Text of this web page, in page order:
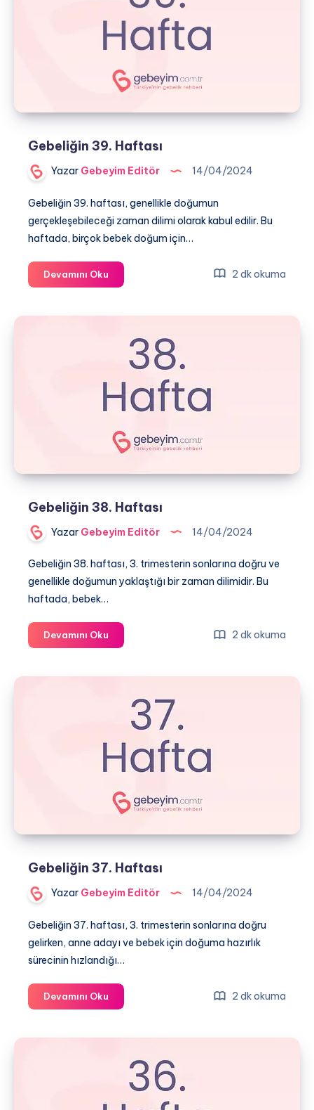
Gebeliğin 39. Haftası
Yazar Gebeyim Editör 14/04/2024
Gebeliğin 39. haftası, genellikle doğumun
gerçekleşebileceği zaman dilimi olarak kabul edilir. Bu
haftada, birçok bebek doğum için…
Devamını Oku
39.
2 dk okuma
Gebeliğin 38. Haftası
Yazar Gebeyim Editör 14/04/2024
Gebeliğin 38. haftası, 3. trimesterin sonlarına doğru ve
genellikle doğumun yaklaştığı bir zaman dilimidir. Bu
haftada, bebek…
Devamını Oku
38.
2 dk okuma
Gebeliğin 37. Haftası
Yazar Gebeyim Editör 14/04/2024
Gebeliğin 37. haftası, 3. trimesterin sonlarına doğru
gelirken, anne adayı ve bebek için doğuma hazırlık
sürecinin hızlandığı…
Devamını Oku
37.
2 dk okuma